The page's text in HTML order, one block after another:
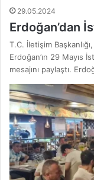
29.05.2024
Erdoğan’dan
T.C. İletişim
Erdoğan’ın 29 Mayıs
mesajını paylaştı.